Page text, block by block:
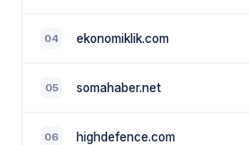
04 ekonomiklik.com
05 somahaber.net
06 highdefence.com